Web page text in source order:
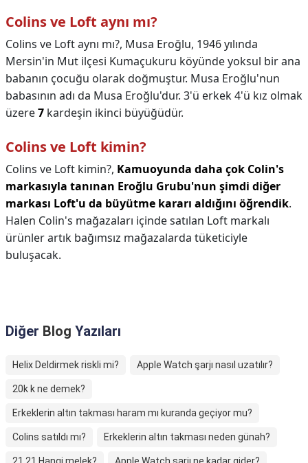
Colins ve Loft aynı mı?
Colins ve Loft aynı mı?, Musa Eroğlu, 1946 yılında
Mersin'in Mut ilçesi Kumaçukuru köyünde yoksul bir ana
babanın çocuğu olarak doğmuştur. Musa Eroğlu'nun
babasının adı da Musa Eroğlu'dur. 3'ü erkek 4'ü kız olmak
üzere7 kardeşin ikinci büyüğüdür.
Colins ve Loft kimin?
Colins ve Loft kimin?, Kamuoyunda daha çok Colin's
markasıyla tanınan Eroğlu Grubu'nun şimdi diğer
markası Loft'u da büyütme kararı aldığını öğrendik.
Halen Colin's mağazaları içinde satılan Loft markalı
ürünler artık bağımsız mağazalarda tüketiciyle
buluşacak.
Diğer Blog Yazıları
Helix Deldirmek riskli mi? Apple Watch şarjı nasıl uzatılır?
20k k ne demek?
Erkeklerin altın takması haram mı kuranda geçiyor mu?
Colins satıldı mı? Erkeklerin altın takması neden günah?